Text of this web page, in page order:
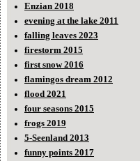
Enzian 2018
evening at the lake 2011
falling leaves 2023
firestorm 2015
first snow 2016
flamingos dream 2012
flood 2021
four seasons 2015
frogs 2019
5-Seenland 2013
funny points 2017